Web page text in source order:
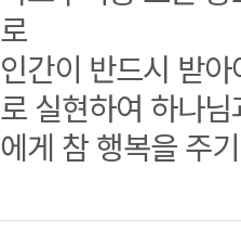
로
인간이 반드시 받
로 실현하여 하나
에게 참 행복을 주